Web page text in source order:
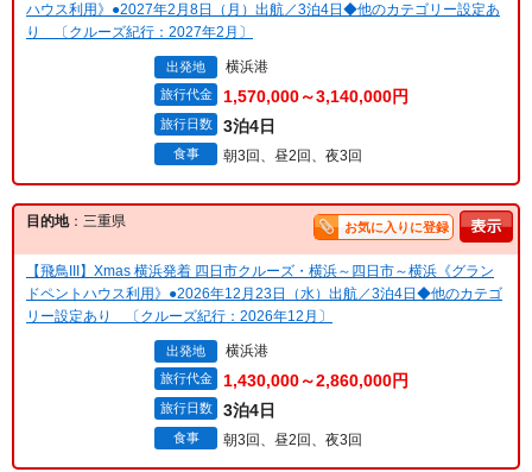
ハウス利用》●2027年2月8日（月）出航／3泊4日◆他のカテゴリー設定あ
り 〔クルーズ紀行：2027年2月〕
出発地 横浜港
旅行代金 1,570,000～3,140,000円
旅行日数 3泊4日
食事 朝3回、昼2回、夜3回
目的地：三重県 お気に入りに登録
【飛鳥III】Xmas 横浜発着 四日市クルーズ・横浜～四日市～横浜《グラン
ドペントハウス利用》●2026年12月23日（水）出航／3泊4日◆他のカテゴ
リー設定あり 〔クルーズ紀行：2026年12月〕
出発地 横浜港
旅行代金 1,430,000～2,860,000円
旅行日数 3泊4日
食事 朝3回、昼2回、夜3回